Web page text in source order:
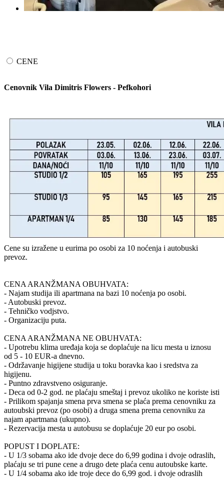
CENE
Cenovnik Vila Dimitris Flowers - Pefkohori
Cene su izražene u eurima po osobi za 10 noćenja i autobuski
prevoz.
CENA ARANŽMANA OBUHVATA:
- Najam studija ili apartmana na bazi 10 noćenja po osobi.
- Autobuski prevoz.
- Tehničko vodjstvo.
- Organizaciju puta.
CENA ARANŽMANA NE OBUHVATA:
- Upotrebu klima uređaja koja se doplaćuje na licu mesta u iznosu
od 5 - 10 EUR-a dnevno.
- Održavanje higijene studija u toku boravka kao i sredstva za
higijenu.
- Puntno zdravstveno osiguranje.
- Deca od 0-2 god. ne plaćaju smeštaj i prevoz ukoliko ne koriste isti
- Prilikom spajanja smena prva smena se plaća prema cenovniku za
autoubski prevoz (po osobi) a druga smena prema cenovniku za
najam apartmana (ukupno).
- Rezervacija mesta u autobusu se doplaćuje 20 eur po osobi.
POPUST I DOPLATE:
- U 1/3 sobama ako ide dvoje dece do 6,99 godina i dvoje odraslih,
plaćaju se tri pune cene a drugo dete plaća cenu autoubske karte.
- U 1/4 sobama ako ide troje dece do 6,99 god. i dvoje odraslih